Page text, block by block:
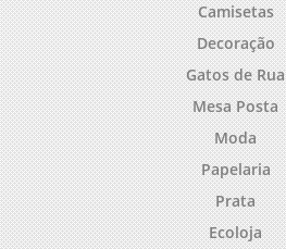
Camisetas
Decoração
Gatos de Rua
Mesa Posta
Moda
Papelaria
Prata
Ecoloja